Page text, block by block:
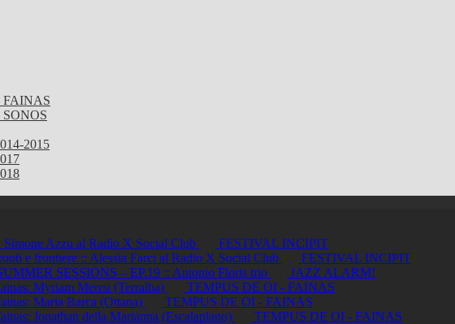
FAINAS
2015
Simone Azzu al Radio X Social Club
FESTIVAL INCIPIT
e frontiere :: Alessia Farci al Radio X Social Club
FESTIVAL INCIPIT
SESSIONS – EP.19 :: Antonio Floris trio
JAZZ ALARM!
Myriam Mereu (Terralba)
TEMPUS DE OI - FAINAS
Maria Barca (Ottana)
TEMPUS DE OI - FAINAS
Jonathan della Marianna (Escalaplano)
TEMPUS DE OI - FAINAS